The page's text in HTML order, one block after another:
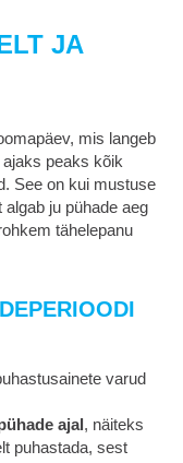
JA
mis langeb
peaks kõik
See on kui mustuse
ju pühade aeg
tähelepanu
varud
ajal, näiteks
puhastada, sest